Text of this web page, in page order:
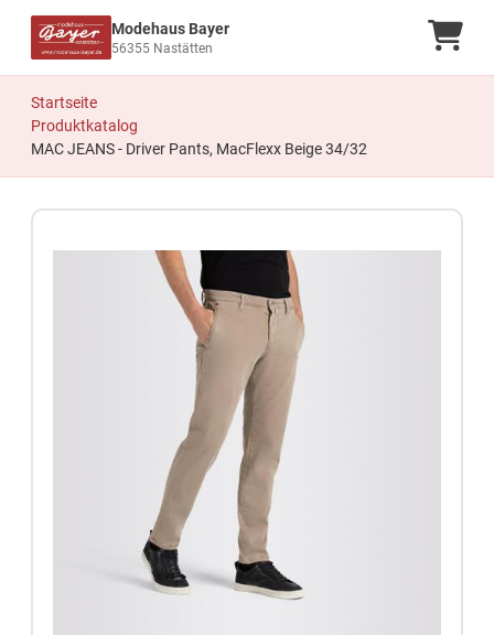
Modehaus Bayer
56355 Nastätten
Startseite
Produktkatalog
MAC JEANS - Driver Pants, MacFlexx Beige 34/32